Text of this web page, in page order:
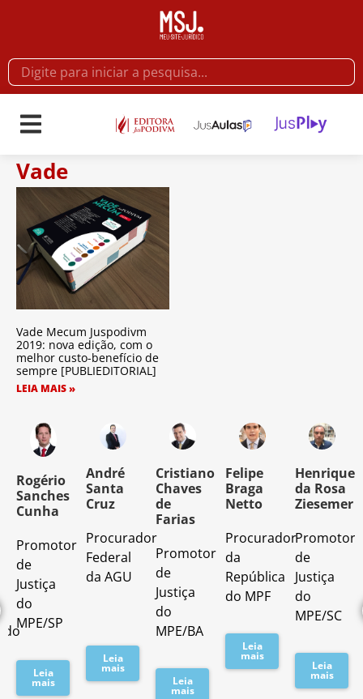
Vade
Vade Mecum Juspodivm
2019: nova edição, com o
melhor custo-benefício de
sempre [PUBLIEDITORIAL]
LEIA MAIS »
Rogério
Sanches
Cunha
Promotor
de
Justiça
do
MPE/SP
Leia
mais
André
Santa
Cruz
Procurador
Federal
da AGU
Leia
mais
Cristiano
Chaves
de
Farias
Promotor
de
Justiça
do
MPE/BA
Leia
mais
Felipe
Braga
Netto
Procurador
da
República
do MPF
Leia
mais
Henrique
da Rosa
Ziesemer
Promotor
de
Justiça
do
MPE/SC
Leia
mais